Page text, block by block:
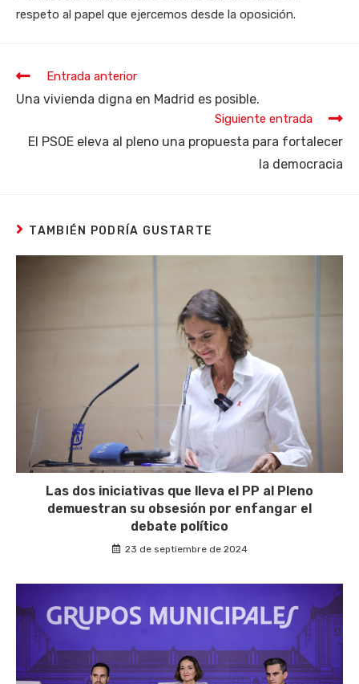
respeto al papel que ejercemos desde la oposición.
Leer
artículos
Entrada anterior
Una vivienda digna en Madrid es posible.
Siguiente entrada
El PSOE eleva al pleno una propuesta para fortalecer
la democracia
TAMBIÉN PODRÍA GUSTARTE
Las dos iniciativas que lleva el PP al Pleno
demuestran su obsesión por enfangar el
debate político
23 de septiembre de 2024